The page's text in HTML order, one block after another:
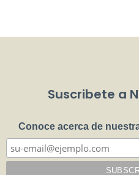
Suscribete a
Conoce acerca de